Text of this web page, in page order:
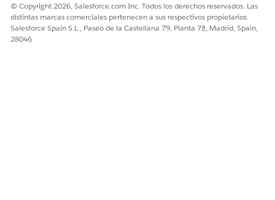
© Copyright 2026, Salesforce.com Inc. Todos los derechos reservados. Las
distintas marcas comerciales pertenecen a sus respectivos propietarios.
Salesforce Spain S.L., Paseo de la Castellana 79, Planta 7ª, Madrid, Spain,
28046